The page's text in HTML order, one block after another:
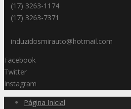
(17) 3263-1174
(17) 3263-7371
induzidosmirauto@hotmail.com
Facebook
Twitter
Instagram
Página Inicial